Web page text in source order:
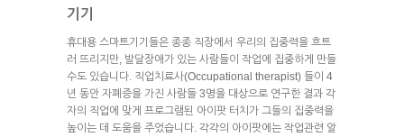
기기
휴대용 스마트기기들은 종종 직장에서 우리의 집중력을 흐트
러 뜨리지만, 발달장애가 있는 사람들이 작업에 집중하게 만들
수도 있습니다. 직업치료사(Occupational therapist) 들이 4
년 동안 자폐증을 가진 사람들 3명을 대상으로 연구한 결과 각
자의 직업에 맞게 프로그램된 아이팟 터치가 그들의 집중력을
높이는 데 도움을 주었습니다. 각각의 아이팟에는 작업관련 알